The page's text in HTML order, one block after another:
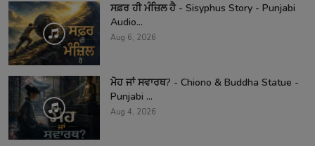
ਸਫ਼ਰ ਹੀ ਮੰਜ਼ਿਲ ਹੈ - Sisyphus Story - Punjabi
Audio...
Aug 6, 2026
ਮੋਹ ਜਾਂ ਸਵਾਰਥ? - Chiono & Buddha Statue -
Punjabi ...
Aug 4, 2026